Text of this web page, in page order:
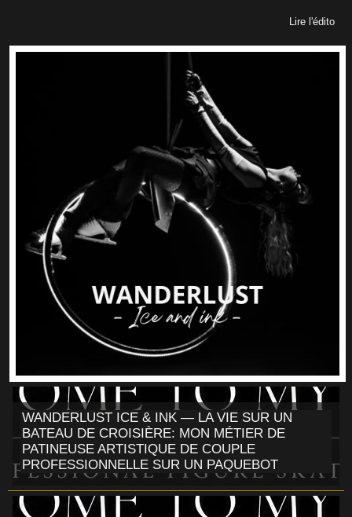
Lire l'édito
WANDERLUST ICE & INK — LA VIE SUR UN
BATEAU DE CROISIÈRE: MON MÉTIER DE
PATINEUSE ARTISTIQUE DE COUPLE
PROFESSIONNELLE SUR UN PAQUEBOT